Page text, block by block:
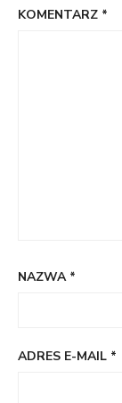
KOMENTARZ *
NAZWA *
ADRES E-MAIL *